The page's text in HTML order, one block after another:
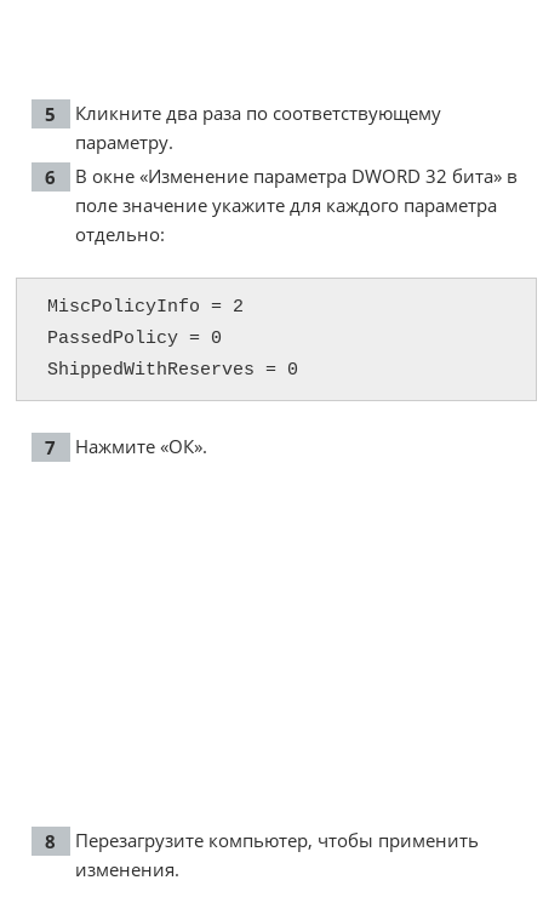
Кликните два раза по соответствующему
параметру.
В окне «Изменение параметра DWORD 32 бита» в
поле значение укажите для каждого параметра
отдельно:
MiscPolicyInfo = 2
PassedPolicy = 0
ShippedWithReserves = 0
Нажмите «ОК».
Перезагрузите компьютер, чтобы применить
изменения.